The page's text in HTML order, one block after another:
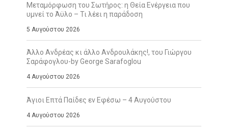
Μεταμόρφωση του Σωτήρος: η Θεία Ενέργεια που
υμνεί το Άϋλο – Τι λέει η παράδοση
5 Αυγούστου 2026
Άλλο Ανδρέας κι άλλο Ανδρουλάκης!, του Γιώργου
Σαράφογλου-by George Sarafoglou
4 Αυγούστου 2026
Άγιοι Επτά Παίδες εν Εφέσω – 4 Αυγούστου
4 Αυγούστου 2026